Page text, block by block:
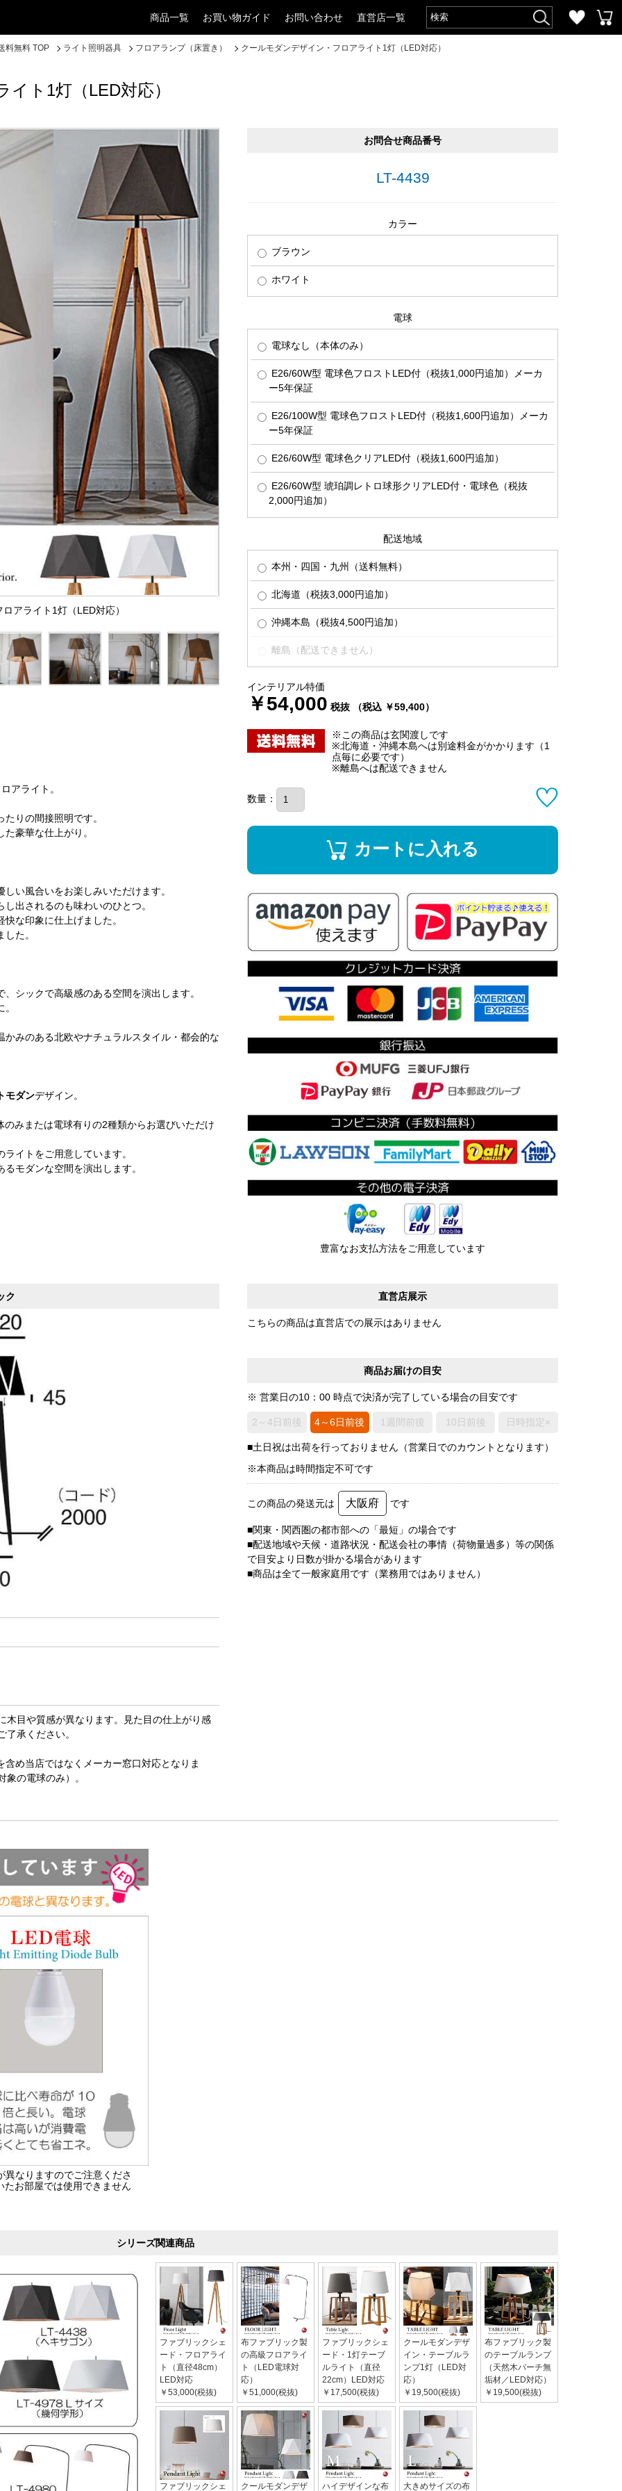
商品一覧 お買い物ガイド お問い合わせ 直営店一覧
料無料 TOP ライト照明器具 フロアランプ（床置き） クールモダンデザイン・フロアライト1灯（LED対応）
ト1灯（LED対応）
アライト1灯（LED対応）
アライト。
りの間接照明です。
豪華な仕上がり。
い風合いをお楽しみいただけます。
出されるのも味わいのひとつ。
な印象に仕上げました。
た。
シックで高級感のある空間を演出します。
みのある北欧やナチュラルスタイル・都会的な
モダンデザイン。
みまたは電球有りの2種類からお選びいただけ
イトをご用意しています。
モダンな空間を演出します。
お問合せ商品番号
LT-4439
カラー
ブラウン
ホワイト
電球
電球なし（本体のみ）
E26/60W型 電球色フロストLED付（税抜1,000円追加）メーカ
ー5年保証
E26/100W型 電球色フロストLED付（税抜1,600円追加）メーカ
ー5年保証
E26/60W型 電球色クリアLED付（税抜1,600円追加）
E26/60W型 琥珀調レトロ球形クリアLED付・電球色（税抜
2,000円追加）
配送地域
本州・四国・九州（送料無料）
北海道（税抜3,000円追加）
沖縄本島（税抜4,500円追加）
離島（配送できません）
インテリアル特価
￥54,000 税抜 （税込 ￥59,400）
※この商品は玄関渡しです
※北海道・沖縄本島へは別途料金がかかります（1
点毎に必要です）
※離島へは配送できません
数量：
カートに入れる
豊富なお支払方法をご用意しています
直営店展示
こちらの商品は直営店での展示はありません
商品お届けの目安
※ 営業日の10：00 時点で決済が完了している場合の目安です
2～4日前後 4～6日前後 1週間前後 10日前後 日時指定×
■土日祝は出荷を行っておりません（営業日でのカウントとなります）
※本商品は時間指定不可です
この商品の発送元は 大阪府 です
■関東・関西圏の都市部への「最短」の場合です
■配送地域や天候・道路状況・配送会社の事情（荷物量過多）等の関係
で目安より日数が掛かる場合があります
■商品は全て一般家庭用です（業務用ではありません）
ク
目や質感が異なります。見た目の仕上がり感
承ください。
め当店ではなくメーカー窓口対応となりま
の電球のみ）。
なりますのでご注意くださ
お部屋では使用できません
シリーズ関連商品
ファブリックシェ
ード・フロアライ
ト（直径48cm）
LED対応
￥53,000(税抜)
布ファブリック製
の高級フロアライ
ト（LED電球対
応）
￥51,000(税抜)
ファブリックシェ
ード・1灯テーブ
ルライト（直径
22cm）LED対応
￥17,500(税抜)
クールモダンデザ
イン・テーブルラ
ンプ1灯（LED対
応）
￥19,500(税抜)
布ファブリック製
のテーブルランプ
（天然木バーチ無
垢材／LED対応）
￥19,500(税抜)
ファブリックシェ クールモダンデザ ハイデザインな布 大きめサイズの布